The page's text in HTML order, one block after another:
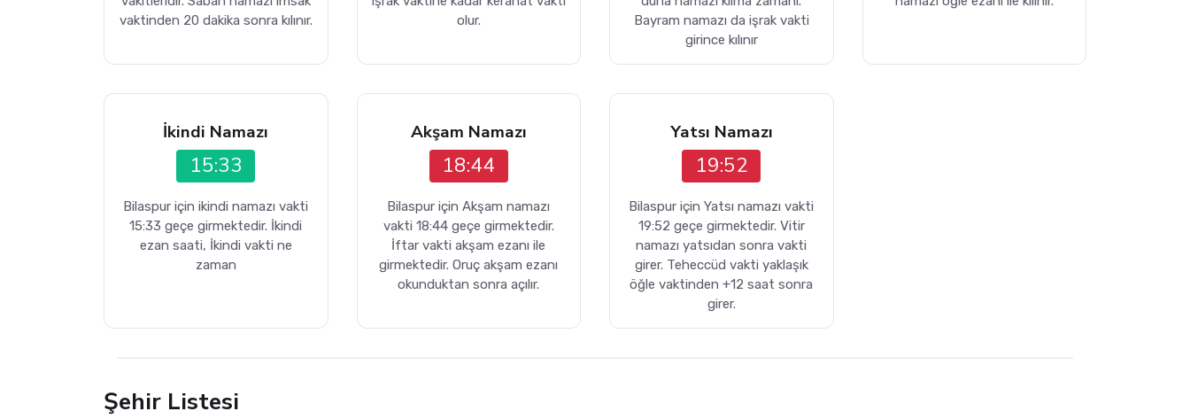
vaktinden 20 dakika sonra kılınır.
olur.
Bayram namazı da işrak vakti
girince kılınır
İkindi Namazı
15:33
Bilaspur için ikindi namazı vakti
15:33 geçe girmektedir. İkindi
ezan saati, İkindi vakti ne
zaman
Akşam Namazı
18:44
Bilaspur için Akşam namazı
vakti 18:44 geçe girmektedir.
İftar vakti akşam ezanı ile
girmektedir. Oruç akşam ezanı
okunduktan sonra açılır.
Yatsı Namazı
19:52
Bilaspur için Yatsı namazı vakti
19:52 geçe girmektedir. Vitir
namazı yatsıdan sonra vakti
girer. Teheccüd vakti yaklaşık
öğle vaktinden +12 saat sonra
girer.
Şehir Listesi